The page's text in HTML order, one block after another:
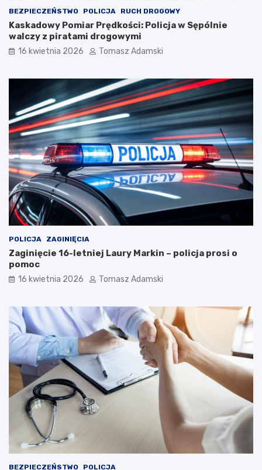
BEZPIECZEŃSTWO POLICJA RUCH DROGOWY
Kaskadowy Pomiar Prędkości: Policja w Sępólnie
walczy z piratami drogowymi
16 kwietnia 2026 Tomasz Adamski
POLICJA ZAGINIĘCIA
Zaginięcie 16-letniej Laury Markin – policja prosi o
pomoc
16 kwietnia 2026 Tomasz Adamski
BEZPIECZEŃSTWO POLICJA